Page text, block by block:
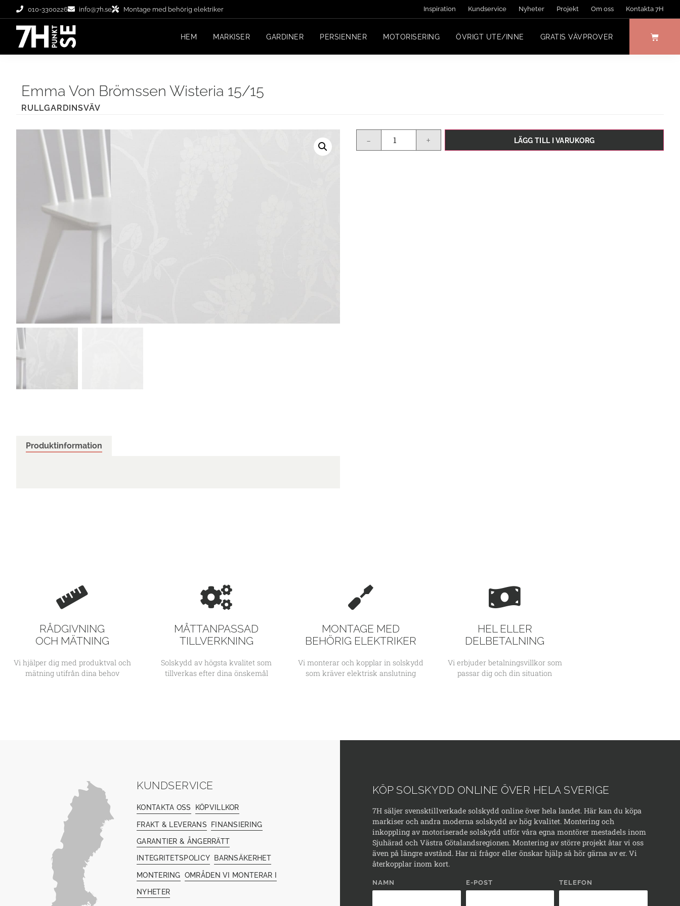
010-3300226 info@7h.se Montage med behörig elektriker Inspiration Kundservice Nyheter Projekt Om oss Kontakta 7H
HEM MARKISER GARDINER PERSIENNER MOTORISERING ÖVRIGT UTE/INNE GRATIS VÄVPROVER
Emma Von Brömssen Wisteria 15/15
RULLGARDINSVÄV
Produktinformation
- + LÄGG TILL I VARUKORG
RÅDGIVNING
OCH MÄTNING
Vi hjälper dig med produktval och
mätning utifrån dina behov
MÅTTANPASSAD
TILLVERKNING
Solskydd av högsta kvalitet som
tillverkas efter dina önskemål
MONTAGE MED
BEHÖRIG ELEKTRIKER
Vi monterar och kopplar in solskydd
som kräver elektrisk anslutning
HEL ELLER
DELBETALNING
Vi erbjuder betalningsvillkor som
passar dig och din situation
KUNDSERVICE
KONTAKTA OSS
KÖPVILLKOR
FRAKT & LEVERANS FINANSIERING
GARANTIER & ÅNGERRÄTT
INTEGRITETSPOLICY BARNSÄKERHET
MONTERING OMRÅDEN VI MONTERAR I
NYHETER
KÖP SOLSKYDD ONLINE ÖVER HELA SVERIGE
7H säljer svensktillverkade solskydd online över hela landet. Här kan du köpa
markiser och andra moderna solskydd av hög kvalitet. Montering och
inkoppling av motoriserade solskydd utför våra egna montörer mestadels inom
Sjuhärad och Västra Götalandsregionen. Montering av större projekt åtar vi oss
även på längre avstånd. Har ni frågor eller önskar hjälp så hör gärna av er. Vi
återkopplar inom kort.
NAMN E-POST TELEFON